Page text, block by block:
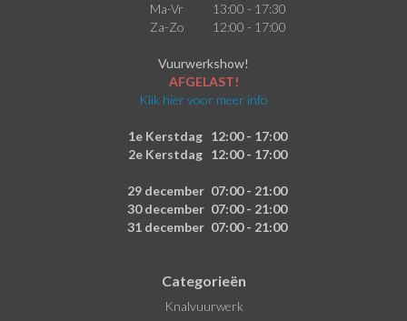
Ma-Vr
13:00 - 17:30
Za-Zo
12:00 - 17:00
Vuurwerkshow!
AFGELAST!
Klik hier voor meer info
1e Kerstdag 12:00 - 17:00
2e Kerstdag 12:00 - 17:00
29 december 07:00 - 21:00
30 december 07:00 - 21:00
31 december 07:00 - 21:00
Categorieën
Knalvuurwerk